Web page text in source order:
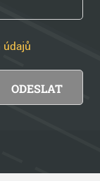
údajů